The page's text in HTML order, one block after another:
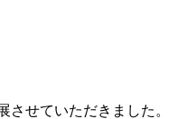
せていただきました。